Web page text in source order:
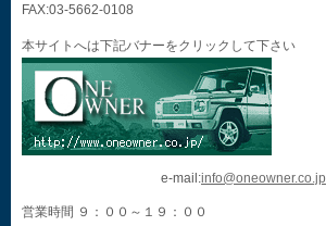
FAX:03-5662-0108
本サイトへは下記バナーをクリックして下さい
e-mail:info@oneowner.co.jp
営業時間 ９：００～１９：００